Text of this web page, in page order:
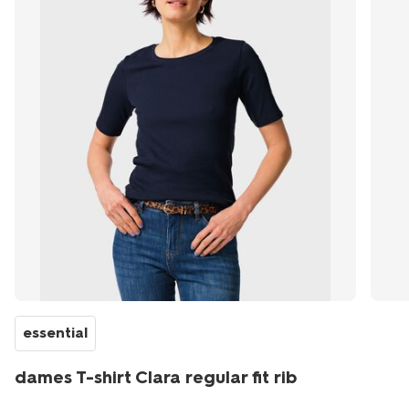
essential
dames T-shirt Clara regular fit rib